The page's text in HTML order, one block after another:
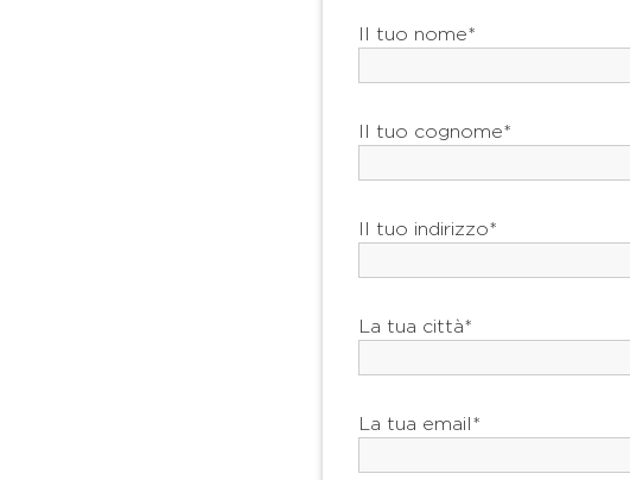
Il tuo nome*
Il tuo cognome*
Il tuo indirizzo*
La tua città*
La tua email*